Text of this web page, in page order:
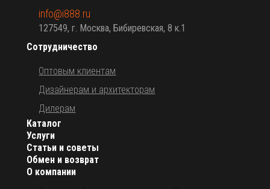
О компании
Каталог
Услуги
Статьи и советы
Обмен и возврат
Сотрудничество
Оптовым клиентам
Дизайнерам и архитекторам
Дилерам
info@i888.ru
127549, г. Москва, Бибиревская, 8 к.1